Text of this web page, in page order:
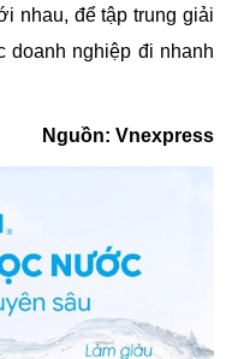
nhau, để tập trung giải
doanh nghiệp đi nhanh
Nguồn: Vnexpress